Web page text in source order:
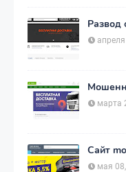
Развод
марта
Сайт
мая